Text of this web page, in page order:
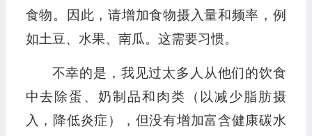
食物。因此，请增加食物摄入量和频率，例
如土豆、水果、南瓜。这需要习惯。
不幸的是，我见过太多人从他们的饮食
中去除蛋、奶制品和肉类（以减少脂肪摄
入，降低炎症），但没有增加富含健康碳水